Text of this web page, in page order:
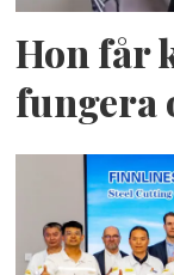
Hon får
fungera